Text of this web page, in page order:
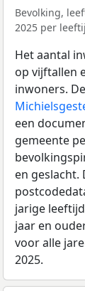
Bevolking,
2025 per
Het aantal
op vijftallen
inwoners. De
een
gemeente
en geslacht.
jarige
jaar en
voor alle
2025.